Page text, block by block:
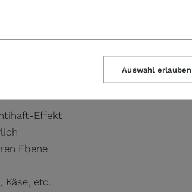
300
Effekt
Ebene
Käse, etc.
Auswahl erlauben